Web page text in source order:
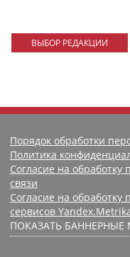
ВЫБОР РЕДАКЦИИ
Порядок обработки
Политика
Согласие на
связи
Согласие на
сервисов
ПОКАЗАТЬ БАННЕРНЫЕ